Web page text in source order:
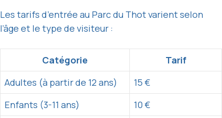
Les tarifs d’entrée au Parc du Thot varient selon
l’âge et le type de visiteur :
Catégorie
Tarif
Adultes (à partir de 12 ans)
15 €
Enfants (3-11 ans)
10 €